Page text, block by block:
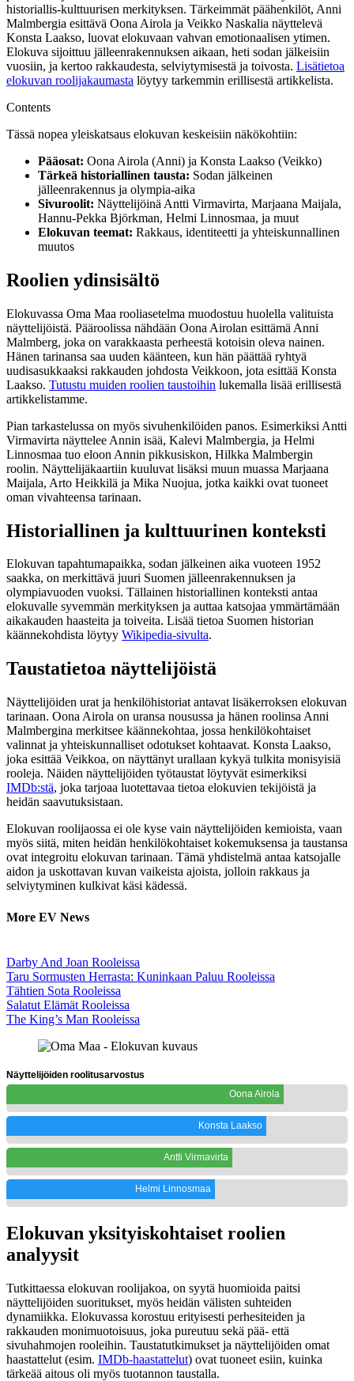
historiallis-kulttuurisen merkityksen. Tärkeimmät päähenkilöt, Anni
Malmbergia esittävä Oona Airola ja Veikko Naskalia näyttelevä
Konsta Laakso, luovat elokuvaan vahvan emotionaalisen ytimen.
Elokuva sijoittuu jälleenrakennuksen aikaan, heti sodan jälkeisiin
vuosiin, ja kertoo rakkaudesta, selviytymisestä ja toivosta. Lisätietoa
elokuvan roolijakaumasta löytyy tarkemmin erillisestä artikkelista.
Contents
Tässä nopea yleiskatsaus elokuvan keskeisiin näkökohtiin:
Pääosat: Oona Airola (Anni) ja Konsta Laakso (Veikko)
Tärkeä historiallinen tausta: Sodan jälkeinen
jälleenrakennus ja olympia-aika
Sivuroolit: Näyttelijöinä Antti Virmavirta, Marjaana Maijala,
Hannu-Pekka Björkman, Helmi Linnosmaa, ja muut
Elokuvan teemat: Rakkaus, identiteetti ja yhteiskunnallinen
muutos
Roolien ydinsisältö
Elokuvassa Oma Maa rooliasetelma muodostuu huolella valituista
näyttelijöistä. Pääroolissa nähdään Oona Airolan esittämä Anni
Malmberg, joka on varakkaasta perheestä kotoisin oleva nainen.
Hänen tarinansa saa uuden käänteen, kun hän päättää ryhtyä
uudisasukkaaksi rakkauden johdosta Veikkoon, jota esittää Konsta
Laakso. Tutustu muiden roolien taustoihin lukemalla lisää erillisestä
artikkelistamme.
Pian tarkastelussa on myös sivuhenkilöiden panos. Esimerkiksi Antti
Virmavirta näyttelee Annin isää, Kalevi Malmbergia, ja Helmi
Linnosmaa tuo eloon Annin pikkusiskon, Hilkka Malmbergin
roolin. Näyttelijäkaartiin kuuluvat lisäksi muun muassa Marjaana
Maijala, Arto Heikkilä ja Mika Nuojua, jotka kaikki ovat tuoneet
oman vivahteensa tarinaan.
Historiallinen ja kulttuurinen konteksti
Elokuvan tapahtumapaikka, sodan jälkeinen aika vuoteen 1952
saakka, on merkittävä juuri Suomen jälleenrakennuksen ja
olympiavuoden vuoksi. Tällainen historiallinen konteksti antaa
elokuvalle syvemmän merkityksen ja auttaa katsojaa ymmärtämään
aikakauden haasteita ja toiveita. Lisää tietoa Suomen historian
käännekohdista löytyy Wikipedia-sivulta.
Taustatietoa näyttelijöistä
Näyttelijöiden urat ja henkilöhistoriat antavat lisäkerroksen elokuvan
tarinaan. Oona Airola on uransa nousussa ja hänen roolinsa Anni
Malmbergina merkitsee käännekohtaa, jossa henkilökohtaiset
valinnat ja yhteiskunnalliset odotukset kohtaavat. Konsta Laakso,
joka esittää Veikkoa, on näyttänyt urallaan kykyä tulkita monisyisiä
rooleja. Näiden näyttelijöiden työtaustat löytyvät esimerkiksi
IMDb:stä, joka tarjoaa luotettavaa tietoa elokuvien tekijöistä ja
heidän saavutuksistaan.
Elokuvan roolijaossa ei ole kyse vain näyttelijöiden kemioista, vaan
myös siitä, miten heidän henkilökohtaiset kokemuksensa ja taustansa
ovat integroitu elokuvan tarinaan. Tämä yhdistelmä antaa katsojalle
aidon ja uskottavan kuvan vaikeista ajoista, jolloin rakkaus ja
selviytyminen kulkivat käsi kädessä.
More EV News
Darby And Joan Rooleissa
Taru Sormusten Herrasta: Kuninkaan Paluu Rooleissa
Tähtien Sota Rooleissa
Salatut Elämät Rooleissa
The King’s Man Rooleissa
Näyttelijöiden roolitusarvostus
Oona Airola
Konsta Laakso
Antti Virmavirta
Helmi Linnosmaa
Elokuvan yksityiskohtaiset roolien
analyysit
Tutkittaessa elokuvan roolijakoa, on syytä huomioida paitsi
näyttelijöiden suoritukset, myös heidän välisten suhteiden
dynamiikka. Elokuvassa korostuu erityisesti perhesiteiden ja
rakkauden monimuotoisuus, joka pureutuu sekä pää- että
sivuhahmojen rooleihin. Taustatutkimukset ja näyttelijöiden omat
haastattelut (esim. IMDb-haastattelut) ovat tuoneet esiin, kuinka
tärkeää aitous oli myös tuotannon taustalla.